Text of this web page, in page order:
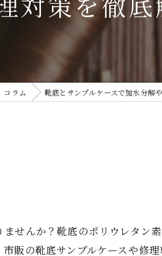
コラム 靴底とサンプルケースで加水分解
せんか？靴底のポリウレタン
販の靴底サンプルケースや修